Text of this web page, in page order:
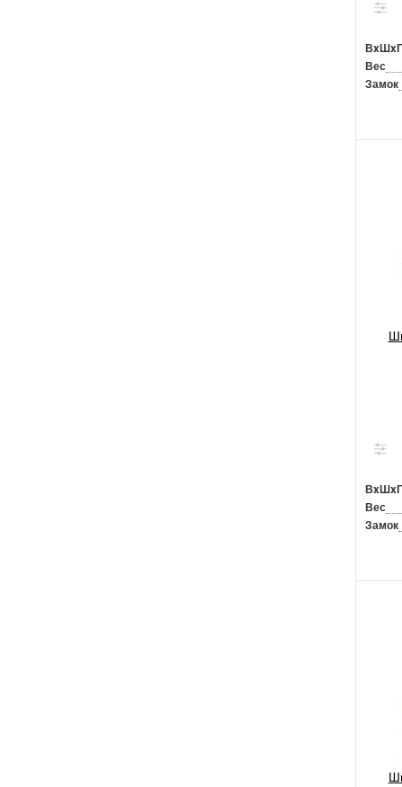
ВxШxГ
Вес
Замок
ВxШxГ
Вес
Замок